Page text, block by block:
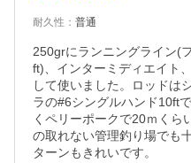
耐久性 ： 普通
250grにランニングライン(
ft)、インターミディエイト
して使いました。ロッドは
ラの#6シングルハンド10ft
くペリーポークで20ｍくら
の取れない管理釣り場でも
ターンもきれいです。